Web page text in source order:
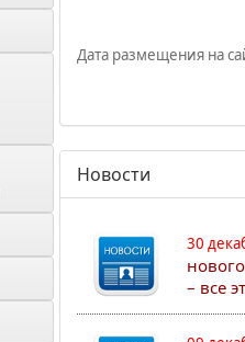
Дата размещения на
Новости
30
– все